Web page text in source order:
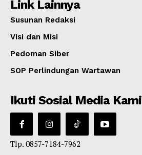
Link Lainnya
Susunan Redaksi
Visi dan Misi
Pedoman Siber
SOP Perlindungan Wartawan
Ikuti Sosial Media Kami
Tlp. 0857-7184-7962